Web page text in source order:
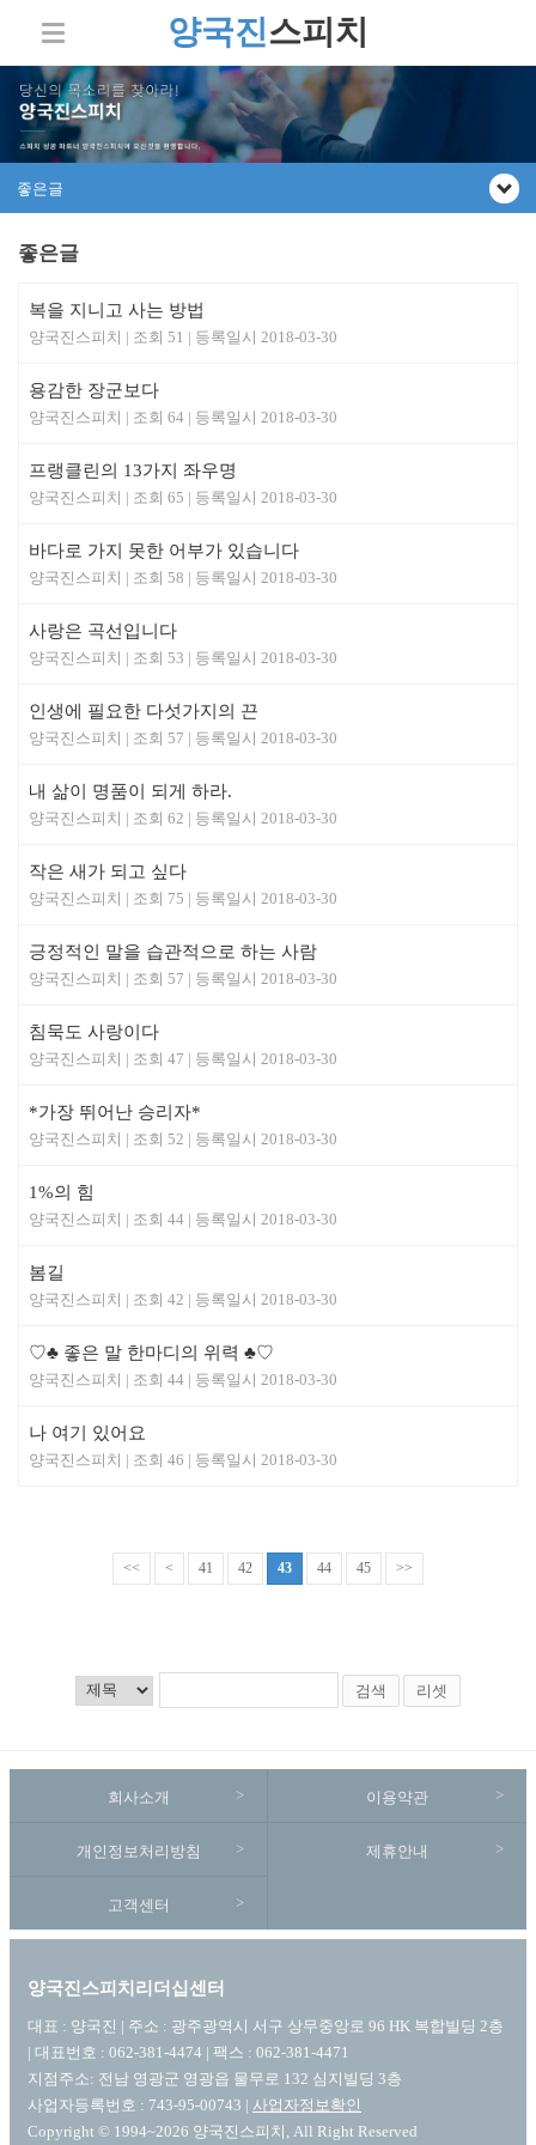
양국진스피치
좋은글
좋은글
복을 지니고 사는 방법
양국진스피치 51 2018-03-30
용감한 장군보다
양국진스피치 64 2018-03-30
프랭클린의 13가지 좌우명
양국진스피치 65 2018-03-30
바다로 가지 못한 어부가 있습니다
양국진스피치 58 2018-03-30
사랑은 곡선입니다
양국진스피치 53 2018-03-30
인생에 필요한 다섯가지의 끈
양국진스피치 57 2018-03-30
내 삶이 명품이 되게 하라.
양국진스피치 62 2018-03-30
작은 새가 되고 싶다
양국진스피치 75 2018-03-30
긍정적인 말을 습관적으로 하는 사람
양국진스피치 57 2018-03-30
침묵도 사랑이다
양국진스피치 47 2018-03-30
*가장 뛰어난 승리자*
양국진스피치 52 2018-03-30
1%의 힘
양국진스피치 44 2018-03-30
봄길
양국진스피치 42 2018-03-30
♡♣ 좋은 말 한마디의 위력 ♣♡
양국진스피치 44 2018-03-30
나 여기 있어요
양국진스피치 46 2018-03-30
<< < 41 42 43 44 45 >>
검색 리셋
회사소개 이용약관
개인정보처리방침 제휴안내
고객센터
양국진스피치리더십센터
대표 : 양국진 | 주소 : 광주광역시 서구 상무중앙로 96 HK 복합빌딩 2층
| 대표번호 : 062-381-4474 | 팩스 : 062-381-4471
지점주소: 전남 영광군 영광읍 물무로 132 심지빌딩 3층
사업자등록번호 : 743-95-00743 | 사업자정보확인
Copyright © 1994~2026 양국진스피치, All Right Reserved